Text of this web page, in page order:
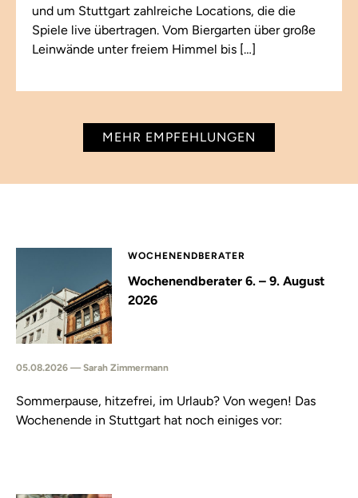
und um Stuttgart zahlreiche Locations, die die
Spiele live übertragen. Vom Biergarten über große
Leinwände unter freiem Himmel bis […]
MEHR EMPFEHLUNGEN
WOCHENENDBERATER
Wochenendberater 6. – 9. August
2026
05.08.2026 — Sarah Zimmermann
Sommerpause, hitzefrei, im Urlaub? Von wegen! Das
Wochenende in Stuttgart hat noch einiges vor: